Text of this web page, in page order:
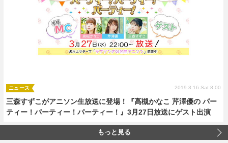
グッズ イベント
声優 コスプレ
舞台 新帝スタ
ラキりす
番組・動画一覧 ラジオ
動画
連載・ブログ
連載・ブログ一覧 コラム
三森すずこがアニソン生放送に登場！『高槻かなこ 芹澤優の パー
ティー！パーティー！パーティー！』3月27日放送にゲスト出演
ニュース 2019.3.16 Sat 8:00
もっと見る